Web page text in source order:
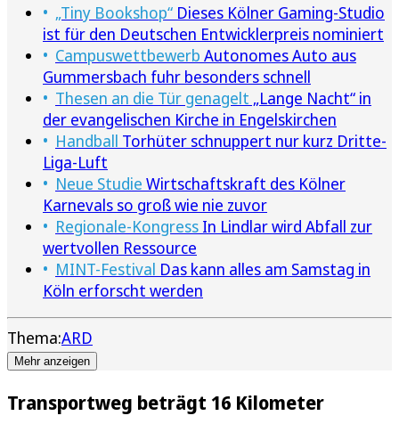
„Tiny Bookshop“ Dieses Kölner Gaming-Studio
ist für den Deutschen Entwicklerpreis nominiert
Campuswettbewerb Autonomes Auto aus
Gummersbach fuhr besonders schnell
Thesen an die Tür genagelt „Lange Nacht“ in
der evangelischen Kirche in Engelskirchen
Handball Torhüter schnuppert nur kurz Dritte-
Liga-Luft
Neue Studie Wirtschaftskraft des Kölner
Karnevals so groß wie nie zuvor
Regionale-Kongress In Lindlar wird Abfall zur
wertvollen Ressource
MINT-Festival Das kann alles am Samstag in
Köln erforscht werden
Thema:ARD
Mehr anzeigen
Transportweg beträgt 16 Kilometer